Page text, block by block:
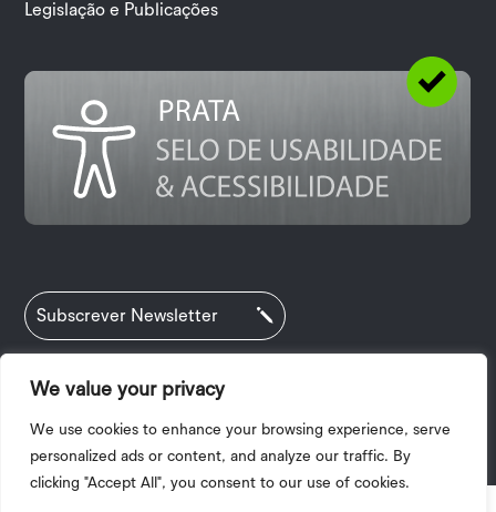
We value your privacy
We use cookies to enhance your browsing experience, serve
personalized ads or content, and analyze our traffic. By
clicking "Accept All", you consent to our use of cookies.
Legislação e Publicações
Subscrever Newsletter
| 2025 © Copyright I.P.V.